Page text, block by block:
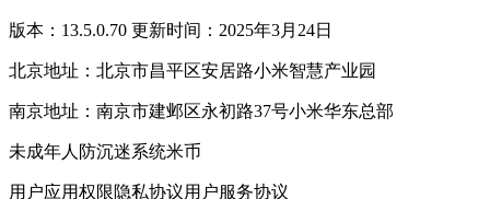
版本：13.5.0.70 更新时间：2025年3月24日
北京地址：北京市昌平区安居路小米智慧产业园
南京地址：南京市建邺区永初路37号小米华东总部
未成年人防沉迷系统米币
用户应用权限隐私协议用户服务协议